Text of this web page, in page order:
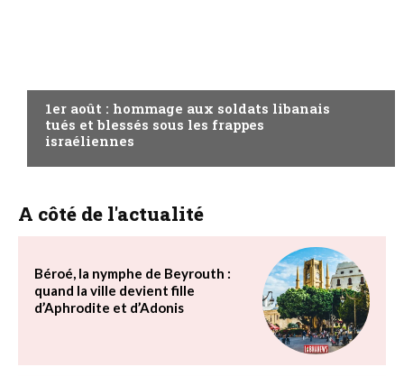
1er août : hommage aux soldats libanais
tués et blessés sous les frappes
israéliennes
A côté de l'actualité
Béroé, la nymphe de Beyrouth :
quand la ville devient fille
d’Aphrodite et d’Adonis